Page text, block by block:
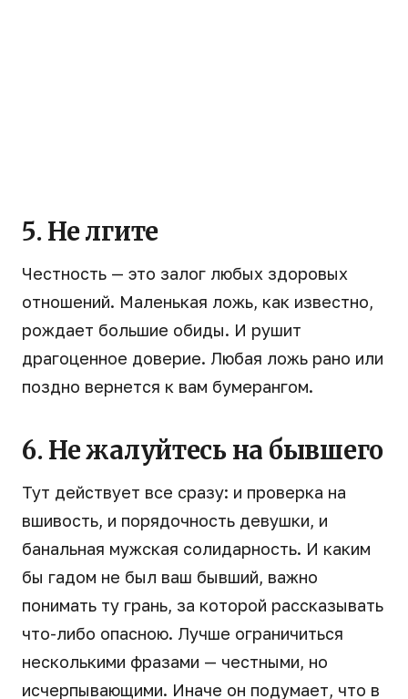
5. Не лгите
Честность — это залог любых здоровых
отношений. Маленькая ложь, как известно,
рождает большие обиды. И рушит
драгоценное доверие. Любая ложь рано или
поздно вернется к вам бумерангом.
6. Не жалуйтесь на бывшего
Тут действует все сразу: и проверка на
вшивость, и порядочность девушки, и
банальная мужская солидарность. И каким
бы гадом не был ваш бывший, важно
понимать ту грань, за которой рассказывать
что-либо опасною. Лучше ограничиться
несколькими фразами — честными, но
исчерпывающими. Иначе он подумает, что в